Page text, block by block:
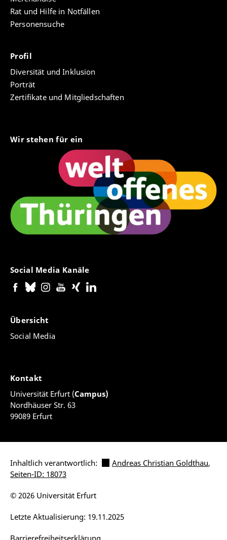
Rat und Hilfe in Notfällen
Personensuche
Profil
Diversität und Inklusion
Porträt
Zertifikate und Mitgliedschaften
Wir stehen für ein
Social Media Kanäle
Übersicht
Social Media
Kontakt
Universität Erfurt (Campus)
Nordhäuser Str. 63
99089 Erfurt
Inhaltlich verantwortlich: Andreas Christian Goldthau,
Seiten-ID: 18073
Barrierefreiheitserklärung
Letzte Aktualisierung: 19.11.2025
© 2026 Universität Erfurt